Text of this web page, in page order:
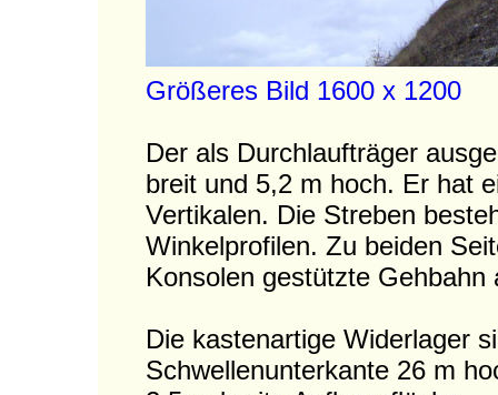
Größeres Bild 1600 x 1200
Der als Durchlaufträger
breit und 5,2 m hoch. Er hat
Vertikalen. Die Streben
Winkelprofilen. Zu beiden
Konsolen gestützte Gehbahn
Die kastenartige Widerlager
Schwellenunterkante 26 m